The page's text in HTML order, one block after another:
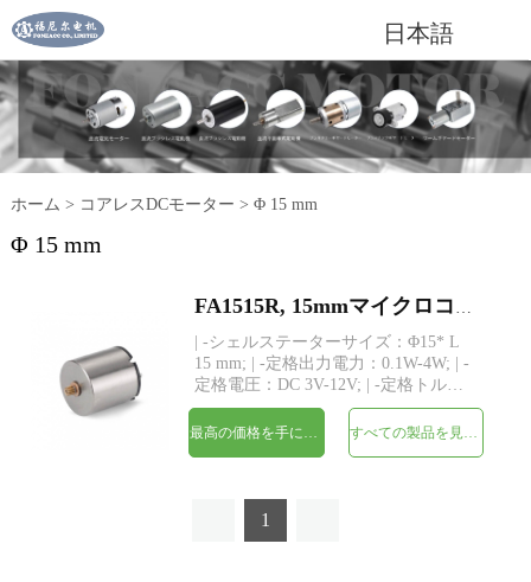
日本語
ホーム > コアレスDCモーター > Φ 15 mm
Φ 15 mm
| -シェルステーターサイズ：Φ15* L
15 mm; | -定格出力電力：0.1W-4W; | -
定格電圧：DC 3V-12V; | -定格トル
ク：最大10 gf-cm; | -シャフト：
Φ1.0mm、長さカスタム; | -構造：永久
1